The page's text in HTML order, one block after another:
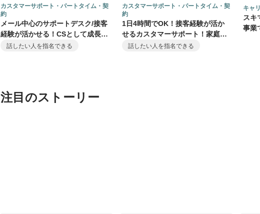
カスタマーサポート・パートタイム・契
約
メール中心のサポートデスク/接客
経験が活かせる！CSとして成長し
ませんか
話したい人を指名できる
カスタマーサポート・パートタイム・契
約
1日4時間でOK！接客経験が活か
せるカスタマーサポート！家庭と
の両立も可能
話したい人を指名できる
キャ
スキ
事業
注目のストーリー